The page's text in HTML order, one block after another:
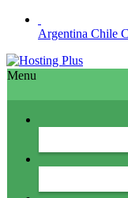
Argentina Chile
Menu